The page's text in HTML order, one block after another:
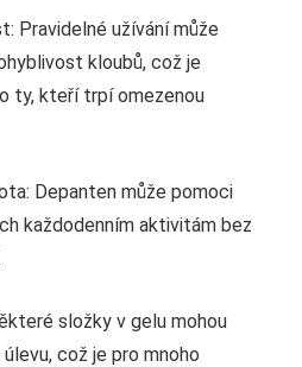
Pravidelné užívání může
kloubů, což je
ty, kteří trpí omezenou
Depanten může pomoci
každodenním aktivitám bez
složky v gelu mohou
což je pro mnoho